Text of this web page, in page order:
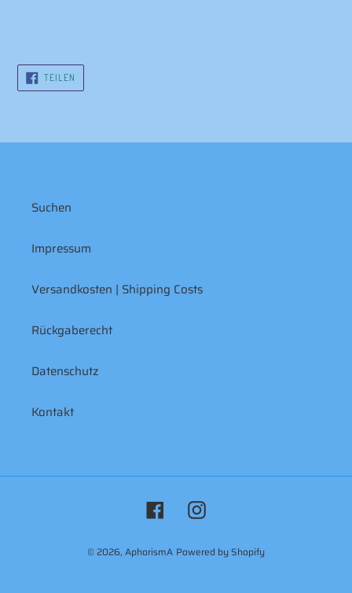
TEILEN
TEILEN
Suchen
Impressum
Versandkosten | Shipping Costs
Rückgaberecht
Datenschutz
Kontakt
FacebookInstagram
© 2026, AphorismA Powered by Shopify